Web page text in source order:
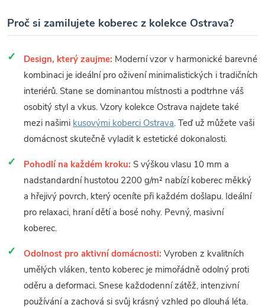
Proč si zamilujete koberec z kolekce Ostrava?
Design, který zaujme: Moderní vzor v harmonické barevné
kombinaci je ideální pro oživení minimalistických i tradičních
interiérů. Stane se dominantou místnosti a podtrhne váš
osobitý styl a vkus. Vzory kolekce Ostrava najdete také
mezi našimi kusovými koberci Ostrava. Teď už můžete vaši
domácnost skutečně vyladit k estetické dokonalosti.
Pohodlí na každém kroku: S výškou vlasu 10 mm a
nadstandardní hustotou 2200 g/m² nabízí koberec měkký
a hřejivý povrch, který oceníte při každém došlapu. Ideální
pro relaxaci, hraní dětí a bosé nohy. Pevný, masivní
koberec.
Odolnost pro aktivní domácnosti: Vyroben z kvalitních
umělých vláken, tento koberec je mimořádně odolný proti
oděru a deformaci. Snese každodenní zátěž, intenzivní
používání a zachová si svůj krásný vzhled po dlouhá léta.